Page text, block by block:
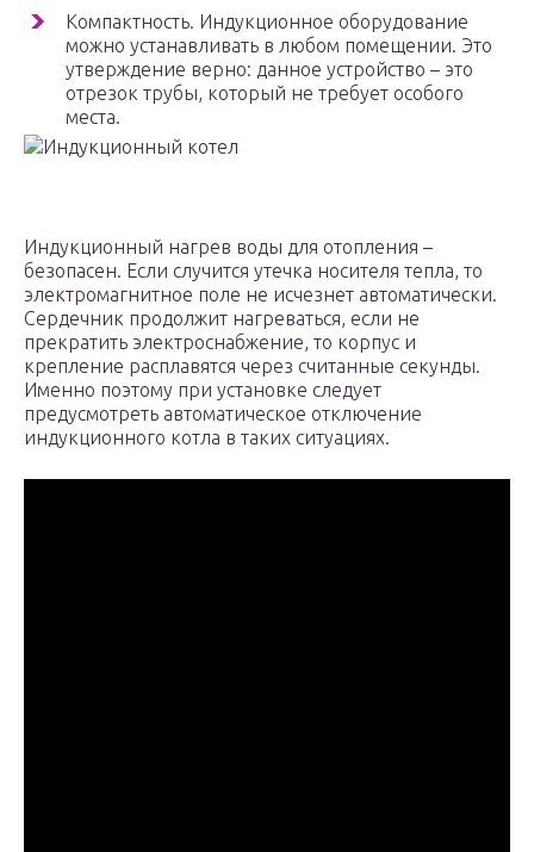
Компактность. Индукционное оборудование
можно устанавливать в любом помещении. Это
утверждение верно: данное устройство – это
отрезок трубы, который не требует особого
места.
Индукционный котел
Индукционный нагрев воды для отопления –
безопасен. Если случится утечка носителя тепла, то
электромагнитное поле не исчезнет автоматически.
Сердечник продолжит нагреваться, если не
прекратить электроснабжение, то корпус и
крепление расплавятся через считанные секунды.
Именно поэтому при установке следует
предусмотреть автоматическое отключение
индукционного котла в таких ситуациях.